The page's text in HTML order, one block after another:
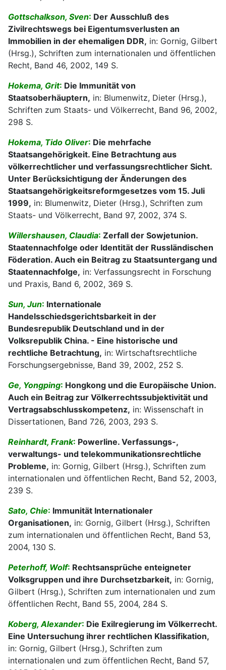
Gottschalkson, Sven: Der Ausschluß des
Zivilrechtswegs bei Eigentumsverlusten an
Immobilien in der ehemaligen DDR, in: Gornig, Gilbert
(Hrsg.), Schriften zum internationalen und öffentlichen
Recht, Band 46, 2002, 149 S.
Hokema, Grit: Die Immunität von
Staatsoberhäuptern, in: Blumenwitz, Dieter (Hrsg.),
Schriften zum Staats- und Völkerrecht, Band 96, 2002,
298 S.
Hokema, Tido Oliver: Die mehrfache
Staatsangehörigkeit. Eine Betrachtung aus
völkerrechtlicher und verfassungsrechtlicher Sicht.
Unter Berücksichtigung der Änderungen des
Staatsangehörigkeitsreformgesetzes vom 15. Juli
1999, in: Blumenwitz, Dieter (Hrsg.), Schriften zum
Staats- und Völkerrecht, Band 97, 2002, 374 S.
Willershausen, Claudia: Zerfall der Sowjetunion.
Staatennachfolge oder Identität der Russländischen
Föderation. Auch ein Beitrag zu Staatsuntergang und
Staatennachfolge, in: Verfassungsrecht in Forschung
und Praxis, Band 6, 2002, 369 S.
Sun, Jun: Internationale
Handelsschiedsgerichtsbarkeit in der
Bundesrepublik Deutschland und in der
Volksrepublik China. - Eine historische und
rechtliche Betrachtung, in: Wirtschaftsrechtliche
Forschungsergebnisse, Band 39, 2002, 252 S.
Ge, Yongping: Hongkong und die Europäische Union.
Auch ein Beitrag zur Völkerrechtssubjektivität und
Vertragsabschlusskompetenz, in: Wissenschaft in
Dissertationen, Band 726, 2003, 293 S.
Reinhardt, Frank: Powerline. Verfassungs-,
verwaltungs- und telekommunikationsrechtliche
Probleme, in: Gornig, Gilbert (Hrsg.), Schriften zum
internationalen und öffentlichen Recht, Band 52, 2003,
239 S.
Sato, Chie: Immunität Internationaler
Organisationen, in: Gornig, Gilbert (Hrsg.), Schriften
zum internationalen und öffentlichen Recht, Band 53,
2004, 130 S.
Peterhoff, Wolf: Rechtsansprüche enteigneter
Volksgruppen und ihre Durchsetzbarkeit, in: Gornig,
Gilbert (Hrsg.), Schriften zum internationalen und zum
öffentlichen Recht, Band 55, 2004, 284 S.
Koberg, Alexander: Die Exilregierung im Völkerrecht.
Eine Untersuchung ihrer rechtlichen Klassifikation,
in: Gornig, Gilbert (Hrsg.), Schriften zum
internationalen und zum öffentlichen Recht, Band 57,